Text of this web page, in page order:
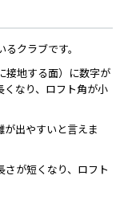
クラブです。
接地する面）に数字が
くなり、ロフト角が小
出やすいと言えま
が短くなり、ロフト